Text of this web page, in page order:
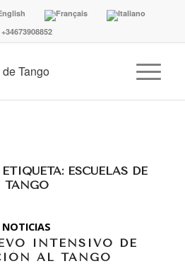
+34673908852
ESCUELAS DE
TANGO
NOTICIAS
INTENSIVO DE
AL TANGO